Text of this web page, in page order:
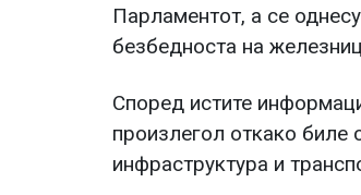
Парламентот, а се
безбедноста на
Според истите
произлегол откако биле
инфраструктура и